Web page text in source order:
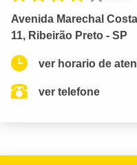
Avenida Marechal
11, Ribeirão Preto - SP
ver horario de
ver telefone